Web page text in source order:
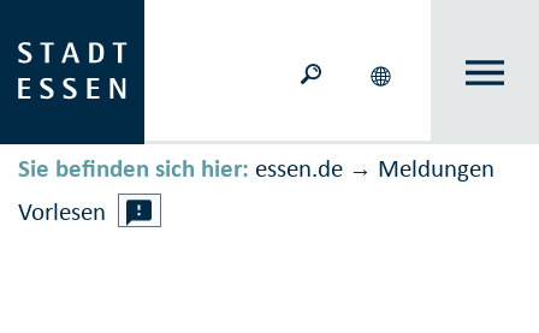
Sie befinden sich hier: essen.de → Meldungen
Vorlesen